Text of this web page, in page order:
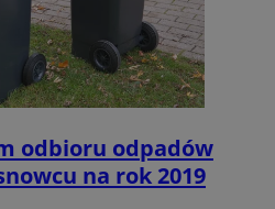
odbioru odpadów
na rok 2019